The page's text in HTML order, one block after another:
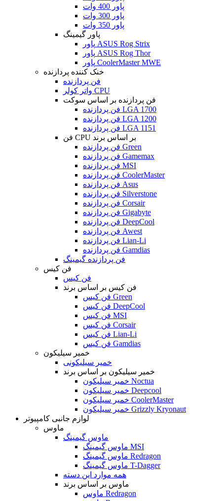
پاور 400 وات
پاور 300 وات
پاور 350 وات
پاور گیمینگ
پاور ASUS Rog Strix
پاور ASUS Rog Thor
پاور CoolerMaster MWE
خنک کننده پردازنده
فن پردازنده
واتر کولر CPU
فن پردازنده بر اساس سوکت
فن پردازنده LGA 1700
فن پردازنده LGA 1200
فن پردازنده LGA 1151
فن CPU بر اساس برند
فن پردازنده Green
فن پردازنده Gamemax
فن پردازنده MSI
فن پردازنده CoolerMaster
فن پردازنده Asus
فن پردازنده Silverstone
فن پردازنده Corsair
فن پردازنده Gigabyte
فن پردازنده DeepCool
فن پردازنده Awest
فن پردازنده Lian-Li
فن پردازنده Gamdias
فن پردازنده گیمینگ
فن کیس
فن کیس
فن کیس بر اساس برند
فن کیس Green
فن کیس DeepCool
فن کیس MSI
فن کیس Corsair
فن کیس Lian-Li
فن کیس Gamdias
خمیر سیلیکون
خمیر سیلیکونی
خمیر سیلیکون بر اساس برند
خمیر سیلیکون Noctua
خمیر سیلیکون Deepcool
خمیر سیلیکون CoolerMaster
خمیر سیلیکون Grizzly Kryonaut
لوازم جانبی کامپیوتر
ماوس
ماوس گیمینگ
ماوس گیمینگ MSI
ماوس گیمینگ Redragon
ماوس گیمینگ T-Dagger
همه موارد این دسته
ماوس بر اساس برند
ماوس Redragon